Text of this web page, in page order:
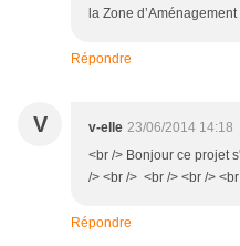
la Zone
Répondre
V v-elle 23/06/2014 14:18
<br /> Bonjour ce projet
/> <br /> <br /> <br />
Répondre